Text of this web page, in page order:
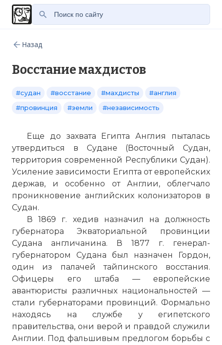
Назад
Восстание махдистов
#судан #восстание #махдисты
#англия
#провинция
#земли #независимость
Еще до захвата Египта Англия пыталась
утвердиться в Судане (Восточный Судан,
территория современной Республики Су­дан).
Усиление зависимости Египта от европейских
держав, и особенно от Англии, облегчало
проникновение английских коло­низаторов в
Судан.
В 1869 г. хедив назначил на должность
губернатора Эквато­риальной провинции
Судана англичанина. В 1877 г. генерал-
губернатором Судана был назначен Гордон,
один из палачей тайпинского восстания.
Офицеры его штаба — европейские
авантюристы различных национальностей —
стали губернатора­ми провинций. Формально
находясь на службе у египетского
правительства, они верой и правдой служили
Англии. Под фальшивым предлогом борьбы с